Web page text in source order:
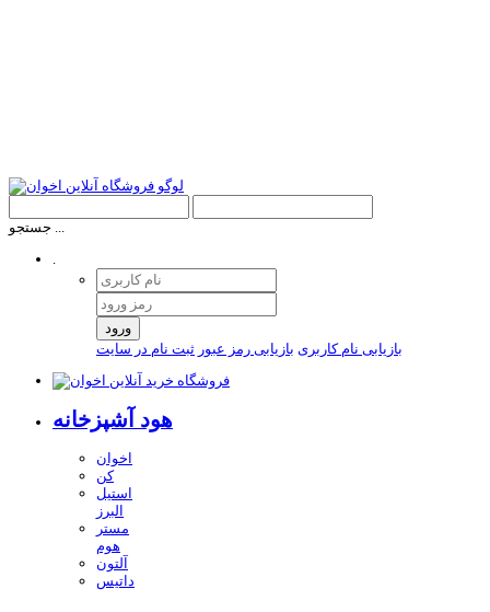
جستجو ...
.
ورود
بازیابی نام کاربری بازیابی رمز عبور ثبت نام در سایت
هود آشپزخانه
اخوان
کن
استیل
البرز
مستر
هوم
آلتون
داتیس